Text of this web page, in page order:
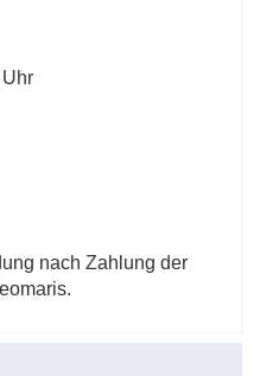
nach Zahlung der